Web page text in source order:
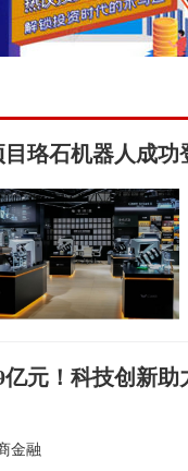
珞石机器人成功
亿元！科技创新
金融